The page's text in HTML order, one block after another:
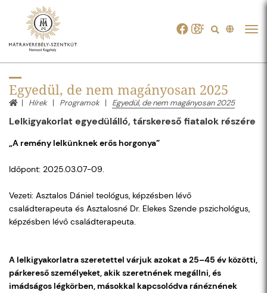
Egyedül, de nem magányosan 2025
Hírek Programok Egyedül, de nem magányosan 2025
Lelkigyakorlat egyedülálló, társkereső fiatalok részére
„A remény lelkünknek erős horgonya”
Időpont: 2025.03.07-09.
Vezeti: Asztalos Dániel teológus, képzésben lévő
családterapeuta és Asztalosné Dr. Elekes Szende pszichológus,
képzésben lévő családterapeuta.
A lelkigyakorlatra szeretettel várjuk azokat a 25–45 év közötti,
párkereső személyeket, akik szeretnének megállni, és
imádságos légkörben, másokkal kapcsolódva ránéznének